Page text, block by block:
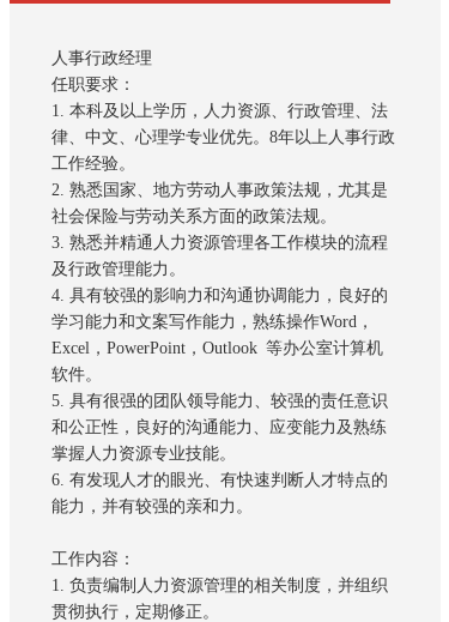
人事行政经理
任职要求：
1. 本科及以上学历，人力资源、行政管理、法
律、中文、心理学专业优先。8年以上人事行政
工作经验。
2. 熟悉国家、地方劳动人事政策法规，尤其是
社会保险与劳动关系方面的政策法规。
3. 熟悉并精通人力资源管理各工作模块的流程
及行政管理能力。
4. 具有较强的影响力和沟通协调能力，良好的
学习能力和文案写作能力，熟练操作Word，
Excel，PowerPoint，Outlook 等办公室计算机
软件。
5. 具有很强的团队领导能力、较强的责任意识
和公正性，良好的沟通能力、应变能力及熟练
掌握人力资源专业技能。
6. 有发现人才的眼光、有快速判断人才特点的
能力，并有较强的亲和力。
工作内容：
1. 负责编制人力资源管理的相关制度，并组织
贯彻执行，定期修正。